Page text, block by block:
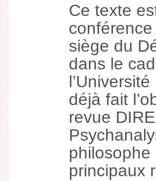
Ce texte
siège du
dans le
déjà fait
revue
philosophe
principaux